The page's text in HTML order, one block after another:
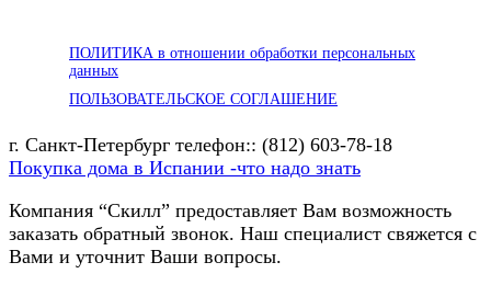
ПОЛИТИКА в отношении обработки персональных
данных
ПОЛЬЗОВАТЕЛЬСКОЕ СОГЛАШЕНИЕ
г. Санкт-Петербург телефон:: (812) 603-78-18
Покупка дома в Испании -что надо знать
Компания “Скилл” предоставляет Вам возможность
заказать обратный звонок. Наш специалист свяжется с
Вами и уточнит Ваши вопросы.